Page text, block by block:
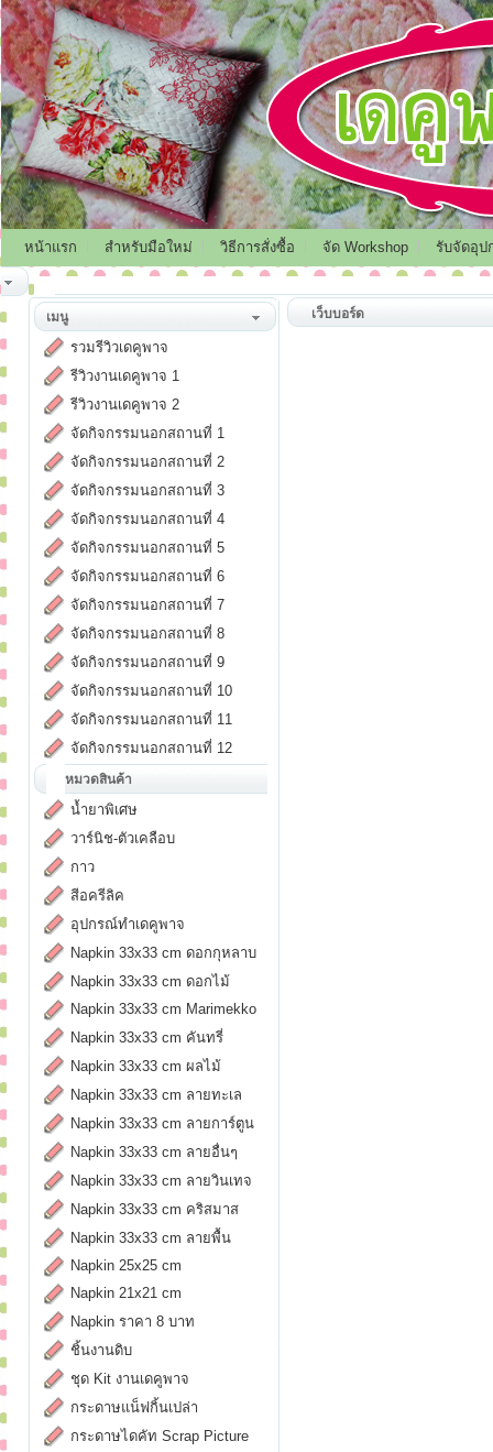
หน้าแรก สำหรับมือใหม่ วิธีการสั่งซื้อ จัด Workshop รับจัดอุป
เมนู
รวมรีวิวเดคูพาจ
รีวิวงานเดคูพาจ 1
รีวิวงานเดคูพาจ 2
จัดกิจกรรมนอกสถานที่ 1
จัดกิจกรรมนอกสถานที่ 2
จัดกิจกรรมนอกสถานที่ 3
จัดกิจกรรมนอกสถานที่ 4
จัดกิจกรรมนอกสถานที่ 5
จัดกิจกรรมนอกสถานที่ 6
จัดกิจกรรมนอกสถานที่ 7
จัดกิจกรรมนอกสถานที่ 8
จัดกิจกรรมนอกสถานที่ 9
จัดกิจกรรมนอกสถานที่ 10
จัดกิจกรรมนอกสถานที่ 11
จัดกิจกรรมนอกสถานที่ 12
หมวดสินค้า
น้ำยาพิเศษ
วาร์นิช-ตัวเคลือบ
กาว
สีอครีลิค
อุปกรณ์ทำเดคูพาจ
Napkin 33x33 cm ดอกกุหลาบ
Napkin 33x33 cm ดอกไม้
Napkin 33x33 cm Marimekko
Napkin 33x33 cm คันทรี่
Napkin 33x33 cm ผลไม้
Napkin 33x33 cm ลายทะเล
Napkin 33x33 cm ลายการ์ตูน
Napkin 33x33 cm ลายอื่นๆ
Napkin 33x33 cm ลายวินเทจ
Napkin 33x33 cm คริสมาส
Napkin 33x33 cm ลายพื้น
Napkin 25x25 cm
Napkin 21x21 cm
Napkin ราคา 8 บาท
ชิ้นงานดิบ
ชุด Kit งานเดคูพาจ
กระดาษแน็ฟกิ้นเปล่า
กระดาษไดคัท Scrap Picture
เว็บบอร์ด